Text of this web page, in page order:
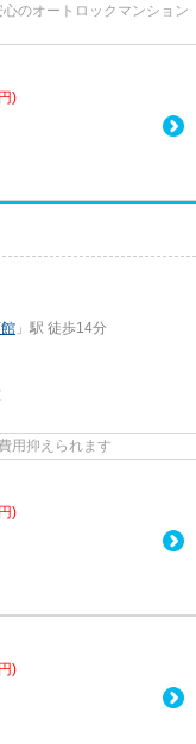
のオートロックマンション
)
」駅 徒歩14分
用抑えられます
)
)